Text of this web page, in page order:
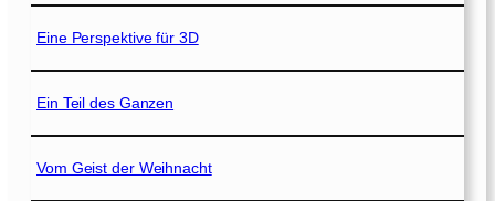
Eine Perspektive für 3D
Ein Teil des Ganzen
Vom Geist der Weihnacht